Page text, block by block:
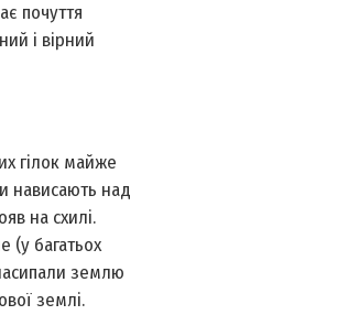
почуття
і вірний
гілок майже
нависають над
на схилі.
(у багатьох
землю
землі.